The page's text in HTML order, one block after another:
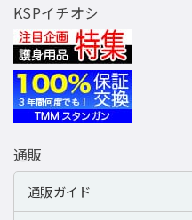
KSPイチオシ
通販
通販ガイド